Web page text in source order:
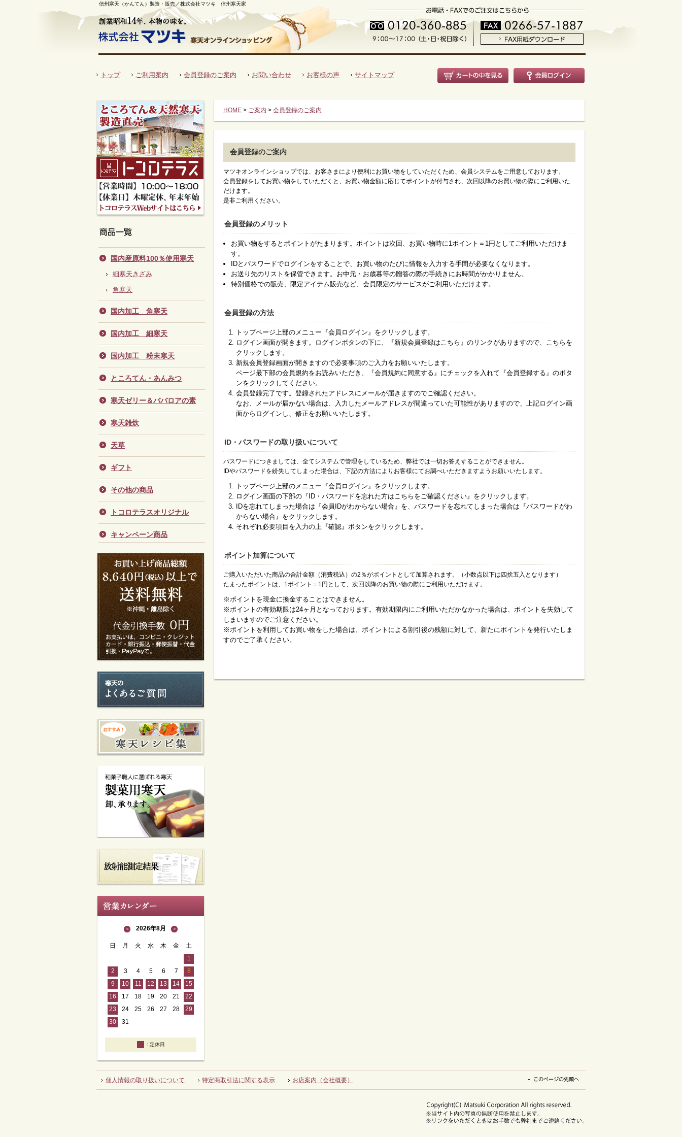
信州寒天（かんてん）製造・販売／株式会社マツキ 信州寒天家
トップ ご利用案内 会員登録のご案内 お問い合わせ お客様の声 サイトマップ
国内産原料100％使用寒天
細寒天きざみ
角寒天
国内加工 角寒天
国内加工 細寒天
国内加工 粉末寒天
ところてん・あんみつ
寒天ゼリー＆ババロアの素
寒天雑炊
天草
ギフト
その他の商品
トコロテラスオリジナル
キャンペーン商品
＜ 2026年8月 ＞
日 月 火 水 木 金
土
1
2
3 4 5 6 7
8
9
10 11 12 13 14
15
16
17 18 19 20 21
22
23
24 25 26 27 28
29
30
31
定休日
HOME > ご案内 > 会員登録のご案内
会員登録のご案内
マツキオンラインショップでは、お客さまにより便利にお買い物をしていただくため、会員システムをご用意しております。
会員登録をしてお買い物をしていただくと、お買い物金額に応じてポイントが付与され、次回以降のお買い物の際にご利用いた
だけます。
是非ご利用ください。
会員登録のメリット
お買い物をするとポイントがたまります。ポイントは次回、お買い物時に1ポイント＝1円としてご利用いただけま
す。
IDとパスワードでログインをすることで、お買い物のたびに情報を入力する手間が必要なくなります。
お送り先のリストを保管できます。お中元・お歳暮等の贈答の際の手続きにお時間がかかりません。
特別価格での販売、限定アイテム販売など、会員限定のサービスがご利用いただけます。
会員登録の方法
トップページ上部のメニュー『会員ログイン』をクリックします。
ログイン画面が開きます。ログインボタンの下に、『新規会員登録はこちら』のリンクがありますので、こちらを
クリックします。
新規会員登録画面が開きますので必要事項のご入力をお願いいたします。
ページ最下部の会員規約をお読みいただき、『会員規約に同意する』にチェックを入れて『会員登録する』のボタ
ンをクリックしてください。
会員登録完了です。登録されたアドレスにメールが届きますのでご確認ください。
なお、メールが届かない場合は、入力したメールアドレスが間違っていた可能性がありますので、上記ログイン画
面からログインし、修正をお願いいたします。
ID・パスワードの取り扱いについて
パスワードにつきましては、全てシステムで管理をしているため、弊社では一切お答えすることができません。
IDやパスワードを紛失してしまった場合は、下記の方法によりお客様にてお調べいただきますようお願いいたします。
トップページ上部のメニュー『会員ログイン』をクリックします。
ログイン画面の下部の『ID・パスワードを忘れた方はこちらをご確認ください』をクリックします。
IDを忘れてしまった場合は『会員IDがわからない場合』を、パスワードを忘れてしまった場合は『パスワードがわ
からない場合』をクリックします。
それぞれ必要項目を入力の上『確認』ボタンをクリックします。
ポイント加算について
ご購入いただいた商品の合計金額（消費税込）の2％がポイントとして加算されます。（小数点以下は四捨五入となります）
たまったポイントは、1ポイント＝1円として、次回以降のお買い物の際にご利用いただけます。
※ポイントを現金に換金することはできません。
※ポイントの有効期限は24ヶ月となっております。有効期限内にご利用いただかなかった場合は、ポイントを失効して
しまいますのでご注意ください。
※ポイントを利用してお買い物をした場合は、ポイントによる割引後の残額に対して、新たにポイントを発行いたしま
すのでご了承ください。
個人情報の取り扱いについて 特定商取引法に関する表示 お店案内（会社概要）